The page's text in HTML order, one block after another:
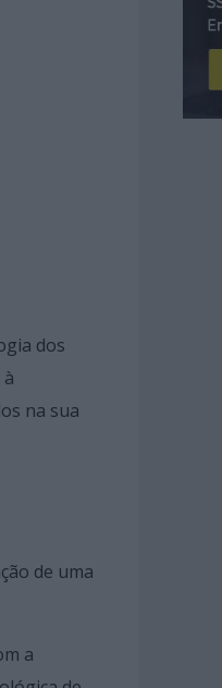
dos
na sua
de uma
a